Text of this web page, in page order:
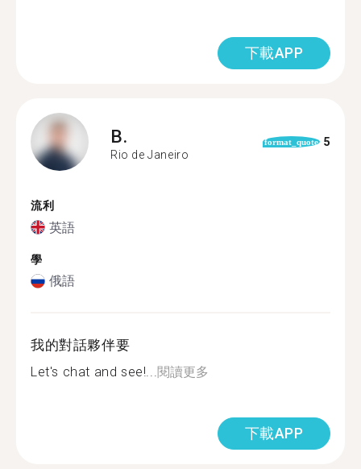
下載APP
B.
Rio de Janeiro
format_quote 5
流利
英語
學
俄語
我的對話夥伴要
Let's chat and see!...閱讀更多
下載APP